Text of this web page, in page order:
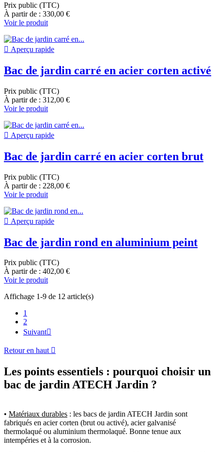
Prix public (TTC)
À partir de : 330,00 €
Voir le produit
 Aperçu rapide
Bac de jardin carré en acier corten activé
Prix public (TTC)
À partir de : 312,00 €
Voir le produit
 Aperçu rapide
Bac de jardin carré en acier corten brut
Prix public (TTC)
À partir de : 228,00 €
Voir le produit
 Aperçu rapide
Bac de jardin rond en aluminium peint
Prix public (TTC)
À partir de : 402,00 €
Voir le produit
Affichage 1-9 de 12 article(s)
1
2
Suivant
Retour en haut 
Les points essentiels : pourquoi choisir un
bac de jardin ATECH Jardin ?
• Matériaux durables : les bacs de jardin ATECH Jardin sont
fabriqués en acier corten (brut ou activé), acier galvanisé
thermolaqué ou aluminium thermolaqué. Bonne tenue aux
intempéries et à la corrosion.